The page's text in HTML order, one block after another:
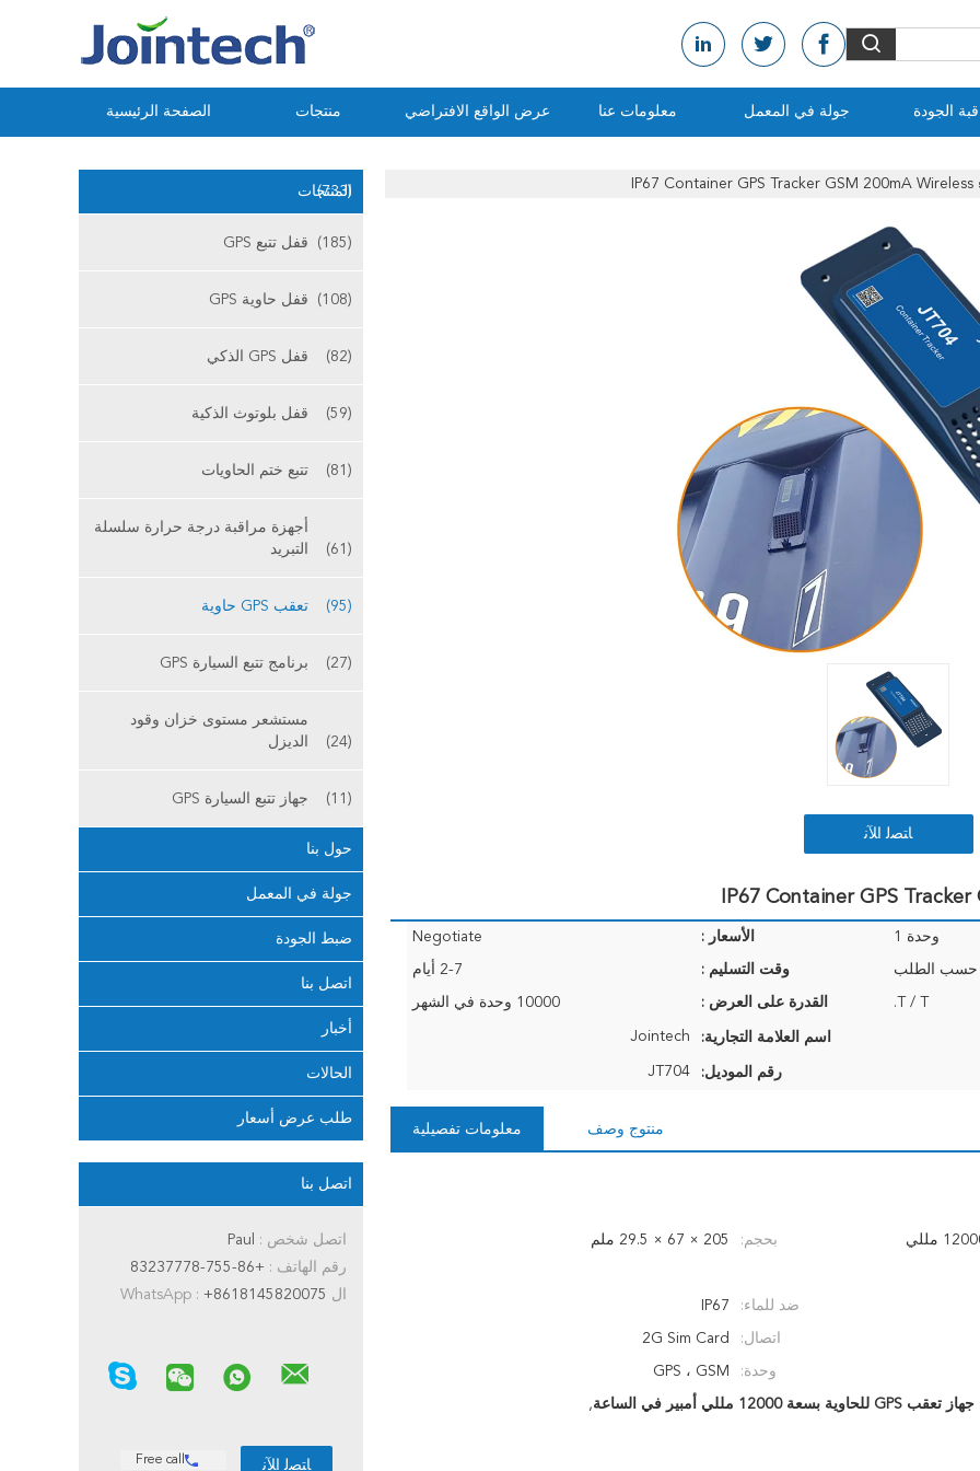
الصفحة الرئيسية منتجات عرض الواقع الافتراضي معلومات عنا جولة في المعمل الجودة
المنتجات(733)
قفل تتبع GPS (185)
قفل حاوية GPS (108)
قفل GPS الذكي (82)
قفل بلوتوث الذكية (59)
تتبع ختم الحاويات (81)
أجهزة مراقبة درجة حرارة سلسلة
التبريد
(61)
تعقب GPS حاوية (95)
برنامج تتبع السيارة GPS (27)
مستشعر مستوى خزان وقود
الديزل
(24)
جهاز تتبع السيارة GPS (11)
حول بنا
جولة في المعمل
ضبط الجودة
اتصل بنا
أخبار
الحالات
طلب عرض أسعار
اتصل بنا
اتصل شخص :
رقم الهاتف : +86-755-83237778
ال WhatsApp : +8618145820075
Free call
ﺎﺘﺼﻟ ﺍﻶﻧ
وحدة 1 الأسعار : Negotiate
حسب الطلب وقت التسليم : 2-7 أيام
T / T. القدرة على العرض : 10000 وحدة في الشهر
اسم العلامة التجارية: Jointech
رقم الموديل: JT704
معلومات تفصيلية منتوج وصف
جهاز تعقب GPS GSM لاسلكي بسعة 12000 مللي بحجم: 205 × 67 × 29.5 ملم
ضد للماء: IP67
اتصال: 2G Sim Card
وحدة: GPS ، GSM
جهاز تعقب GPS للحاوية بسعة 12000 مللي أمبير في الساعة ,